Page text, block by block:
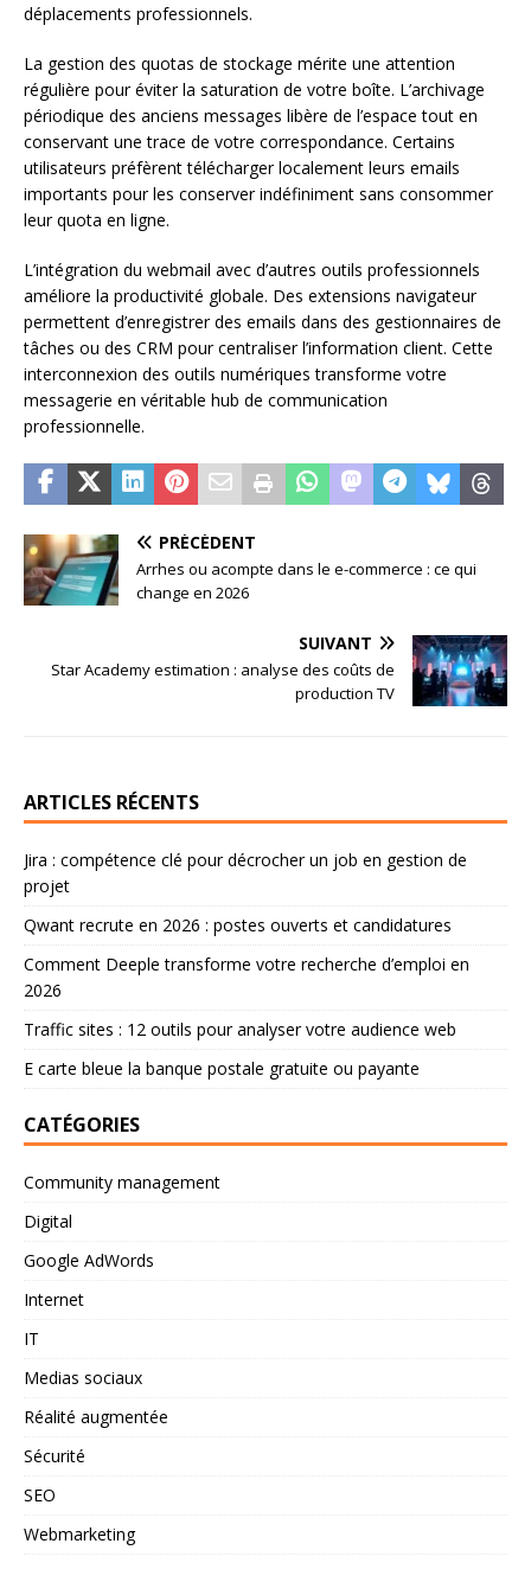
déplacements professionnels.
La gestion des quotas de stockage mérite une attention
régulière pour éviter la saturation de votre boîte. L’archivage
périodique des anciens messages libère de l’espace tout en
conservant une trace de votre correspondance. Certains
utilisateurs préfèrent télécharger localement leurs emails
importants pour les conserver indéfiniment sans consommer
leur quota en ligne.
L’intégration du webmail avec d’autres outils professionnels
améliore la productivité globale. Des extensions navigateur
permettent d’enregistrer des emails dans des gestionnaires de
tâches ou des CRM pour centraliser l’information client. Cette
interconnexion des outils numériques transforme votre
messagerie en véritable hub de communication
professionnelle.
PRÉCÉDENT
Arrhes ou acompte dans le e-commerce : ce qui
change en 2026
SUIVANT
Star Academy estimation : analyse des coûts de
production TV
ARTICLES RÉCENTS
Jira : compétence clé pour décrocher un job en gestion de
projet
Qwant recrute en 2026 : postes ouverts et candidatures
Comment Deeple transforme votre recherche d’emploi en
2026
Traffic sites : 12 outils pour analyser votre audience web
E carte bleue la banque postale gratuite ou payante
CATÉGORIES
Community management
Digital
Google AdWords
Internet
IT
Medias sociaux
Réalité augmentée
Sécurité
SEO
Webmarketing